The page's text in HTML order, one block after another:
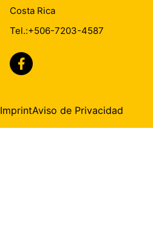
Costa Rica
Tel.:+506-7203-4587
ImprintAviso de Privacidad